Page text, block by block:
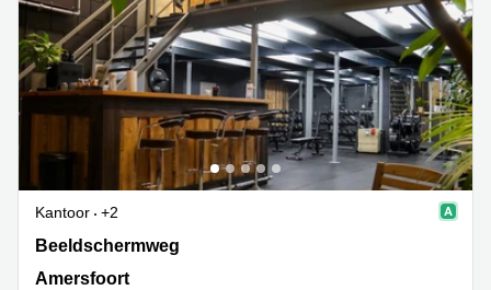
Kantoor
+2
Beeldschermweg 6C, Amersfoort
Beeldschermweg
Amersfoort